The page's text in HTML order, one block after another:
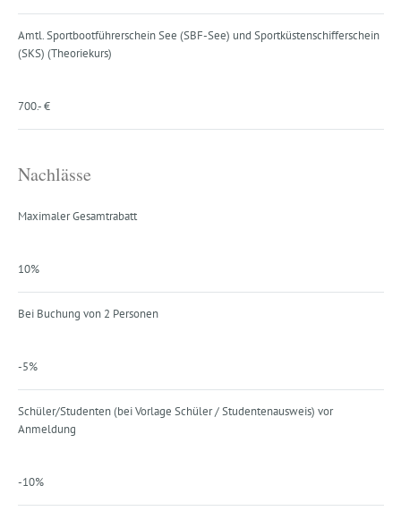
Amtl. Sportbootführerschein See (SBF-See) und Sportküstenschifferschein
(SKS) (Theoriekurs)
700.- €
Nachlässe
Maximaler Gesamtrabatt
10%
Bei Buchung von 2 Personen
-5%
Schüler/Studenten (bei Vorlage Schüler / Studentenausweis) vor
Anmeldung
-10%